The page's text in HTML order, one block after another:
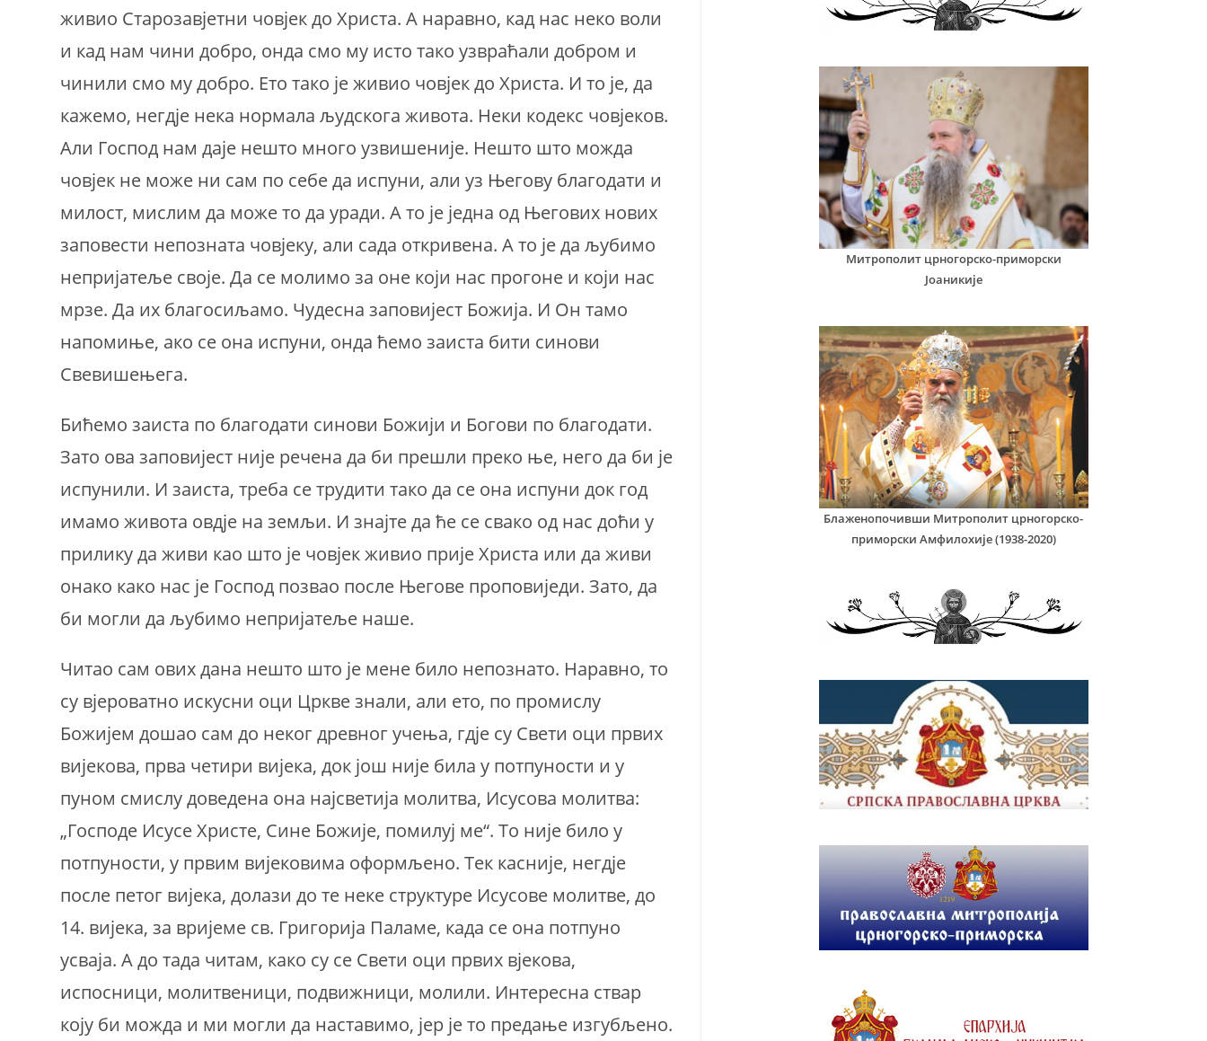
живио Старозавјетни човјек до Христа. А наравно, кад нас неко воли
и кад нам чини добро, онда смо му исто тако узвраћали добром и
чинили смо му добро. Ето тако је живио човјек до Христа. И то је, да
кажемо, негдје нека нормала људскога живота. Неки кодекс човјеков.
Али Господ нам даје нешто много узвишеније. Нешто што можда
човjек не може ни сам по себе да испуни, али уз Његову благодати и
милост, мислим да може то да уради. А то је једна од Његових нових
заповести непозната човјеку, али сада откривена. А то је да љубимо
непријатеље своје. Да се молимо за оне који нас прогоне и који нас
мрзе. Да их благосиљамо. Чудесна заповијест Божија. И Он тамо
напомиње, ако се она испуни, онда ћемо заиста бити синови
Свевишењега.
Бићемо заиста по благодати синови Божији и Богови по благодати.
Зато ова заповијест није речена да би прешли преко ње, него да би је
испунили. И заиста, треба се трудити тако да се она испуни док год
имамо живота овдје на земљи. И знајте да ће се свако од нас доћи у
прилику да живи као што је човјек живио прије Христа или да живи
онако како нас је Господ позвао после Његове проповиједи. Зато, да
би могли да љубимо непријатеље наше.
Читао сам ових дана нешто што је мене било непознато. Наравно, то
су вјероватно искусни оци Цркве знали, али ето, по промислу
Божијем дошао сам до неког древног учења, гдје су Свети оци првих
вијекова, прва четири вијека, док још није била у потпуности и у
пуном смислу доведена она најсветија молитва, Исусова молитва:
„Господе Исусе Христе, Сине Божије, помилуј ме“. То није било у
потпуности, у првим вијековима оформљено. Тек касније, негдје
после петог вијека, долази до те неке структуре Исусове молитве, до
14. вијека, за вријеме св. Григорија Паламе, када се она потпуно
усваја. А до тада читам, како су се Свети оци првих вјекова,
испосници, молитвеници, подвижници, молили. Интересна ствар
коју би можда и ми могли да наставимо, јер је то предање изгубљено.
Митрополит црногорско-приморски
Јоаникије
Блаженопочивши Митрополит црногорско-
приморски Амфилохије (1938-2020)